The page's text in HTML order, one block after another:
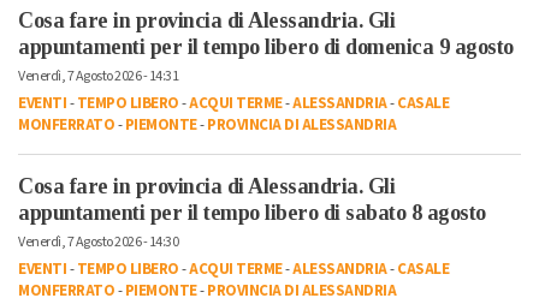
Cosa fare in provincia di Alessandria. Gli
appuntamenti per il tempo libero di domenica 9 agosto
Venerdì, 7 Agosto 2026 - 14:31
EVENTI-TEMPO LIBERO-ACQUI TERME-ALESSANDRIA-CASALE
MONFERRATO-PIEMONTE-PROVINCIA DI ALESSANDRIA
Cosa fare in provincia di Alessandria. Gli
appuntamenti per il tempo libero di sabato 8 agosto
Venerdì, 7 Agosto 2026 - 14:30
EVENTI-TEMPO LIBERO-ACQUI TERME-ALESSANDRIA-CASALE
MONFERRATO-PIEMONTE-PROVINCIA DI ALESSANDRIA